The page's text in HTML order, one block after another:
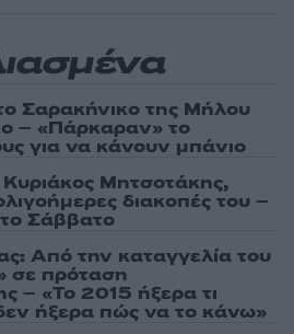
Σαρακήνικο της Μήλου
– «Πάρκαραν» το
για να κάνουν μπάνιο
Μητσοτάκης,
διακοπές του –
Σάββατο
Από την καταγγελία του
σε πρόταση
– «Το 2015 ήξερα τι
ήξερα πώς να το κάνω»